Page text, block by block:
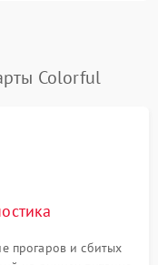
Colorful
прогаров и сбитых